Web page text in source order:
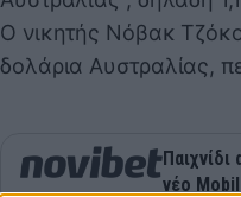
Ο νικητής Νόβακ
δολάρια Αυστραλίας,
νέο